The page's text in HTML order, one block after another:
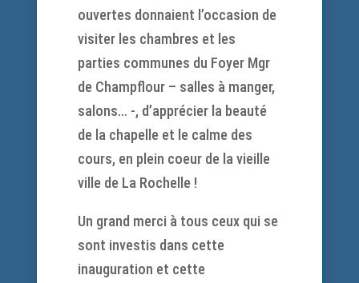
ouvertes donnaient l’occasion de
visiter les chambres et les
parties communes du Foyer Mgr
de Champflour – salles à manger,
salons… -, d’apprécier la beauté
de la chapelle et le calme des
cours, en plein coeur de la vieille
ville de La Rochelle !
Un grand merci à tous ceux qui se
sont investis dans cette
inauguration et cette